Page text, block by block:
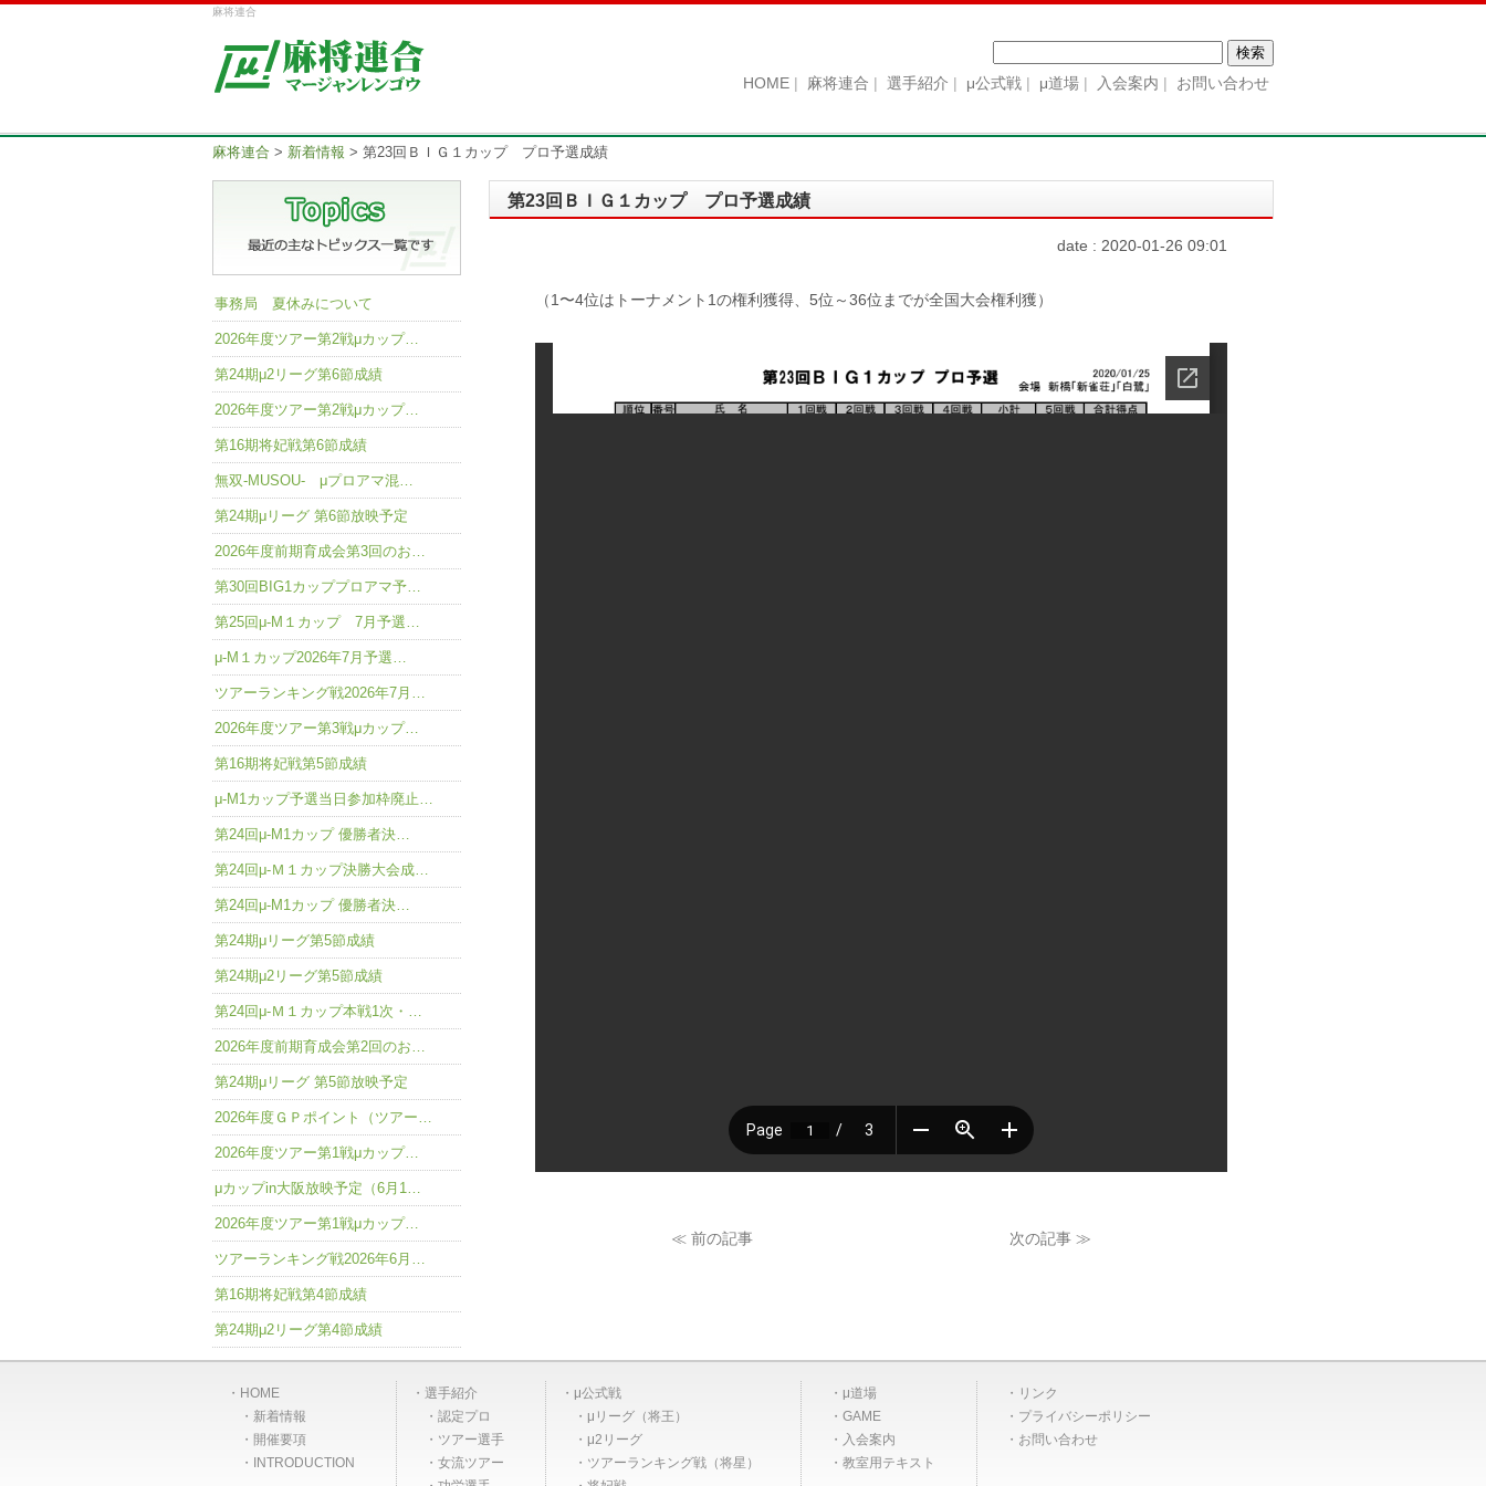
麻将連合
索:
HOME 麻将連合 選手紹介 μ公式戦 μ道場 入会案内 お問い合わせ
麻将連合 > 新着情報 > 第23回ＢＩＧ１カップ プロ予選成績
第23回ＢＩＧ１カップ プロ予選成績
date : 2020-01-26 09:01
（1〜4位はトーナメント1の権利獲得、5位～36位までが全国大会権利獲）
≪ 前の記事 次の記事 ≫
事務局 夏休みについて
2026年度ツアー第2戦μカップ…
第24期μ2リーグ第6節成績
2026年度ツアー第2戦μカップ…
第16期将妃戦第6節成績
無双-MUSOU- μプロアマ混…
第24期μリーグ 第6節放映予定
2026年度前期育成会第3回のお…
第30回BIG1カッププロアマ予…
第25回μ-M１カップ 7月予選…
μ-M１カップ2026年7月予選…
ツアーランキング戦2026年7月…
2026年度ツアー第3戦μカップ…
第16期将妃戦第5節成績
μ-M1カップ予選当日参加枠廃止…
第24回μ-M1カップ 優勝者決…
第24回μ-Ｍ１カップ決勝大会成…
第24回μ-M1カップ 優勝者決…
第24期μリーグ第5節成績
第24期μ2リーグ第5節成績
第24回μ-Ｍ１カップ本戦1次・…
2026年度前期育成会第2回のお…
第24期μリーグ 第5節放映予定
2026年度ＧＰポイント（ツアー…
2026年度ツアー第1戦μカップ…
μカップin大阪放映予定（6月1…
2026年度ツアー第1戦μカップ…
ツアーランキング戦2026年6月…
第16期将妃戦第4節成績
第24期μ2リーグ第4節成績
HOME
新着情報
開催要項
INTRODUCTION
選手紹介
認定プロ
ツアー選手
女流ツアー
μ公式戦
μリーグ（将王）
μ2リーグ
ツアーランキング戦（将星）
μ道場
GAME
入会案内
教室用テキスト
リンク
プライバシーポリシー
お問い合わせ